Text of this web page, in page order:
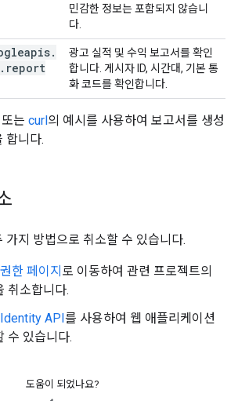
민감한 정보는 포함되지 않습니
다.
.
. report
광고 실적 및 수익 보고서를 확인
합니다. 게시자 ID, 시간대, 기본 통
화 코드를 확인합니다.
또는 curl의 예시를 사용하여 보고서를 생성
합니다.
가지 방법으로 취소할 수 있습니다.
한 페이지 로 이동하여 관련 프로젝트의
취소합니다.
API를 사용하여 웹 애플리케이션
수 있습니다.
도움이 되었나요?